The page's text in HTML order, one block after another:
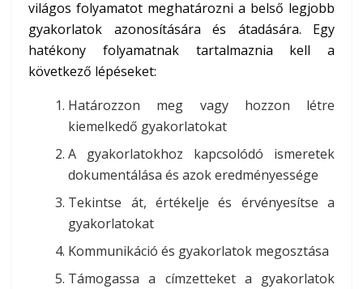
világos folyamatot meghatározni a belső legjobb
gyakorlatok azonosítására és átadására. Egy
hatékony folyamatnak tartalmaznia kell a
következő lépéseket:
Határozzon meg vagy hozzon létre
kiemelkedő gyakorlatokat
A gyakorlatokhoz kapcsolódó ismeretek
dokumentálása és azok eredményessége
Tekintse át, értékelje és érvényesítse a
gyakorlatokat
Kommunikáció és gyakorlatok megosztása
Támogassa a címzetteket a gyakorlatok